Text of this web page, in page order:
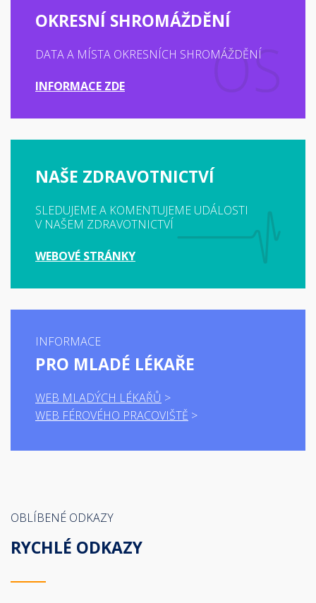
OKRESNÍ SHROMÁŽDĚNÍ
DATA A MÍSTA OKRESNÍCH SHROMÁŽDĚNÍ
INFORMACE ZDE
NAŠE ZDRAVOTNICTVÍ
SLEDUJEME A KOMENTUJEME UDÁLOSTI
V NAŠEM ZDRAVOTNICTVÍ
WEBOVÉ STRÁNKY
INFORMACE
PRO MLADÉ LÉKAŘE
WEB MLADÝCH LÉKAŘŮ
WEB FÉROVÉHO PRACOVIŠTĚ
OBLÍBENÉ ODKAZY
RYCHLÉ ODKAZY